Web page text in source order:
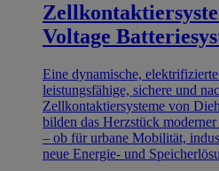
Voltage
Eine dynamische,
leistungsfähige, sichere und
Zellkontaktiersysteme von
bilden das Herzstück
– ob für urbane Mobilität,
neue Energie- und